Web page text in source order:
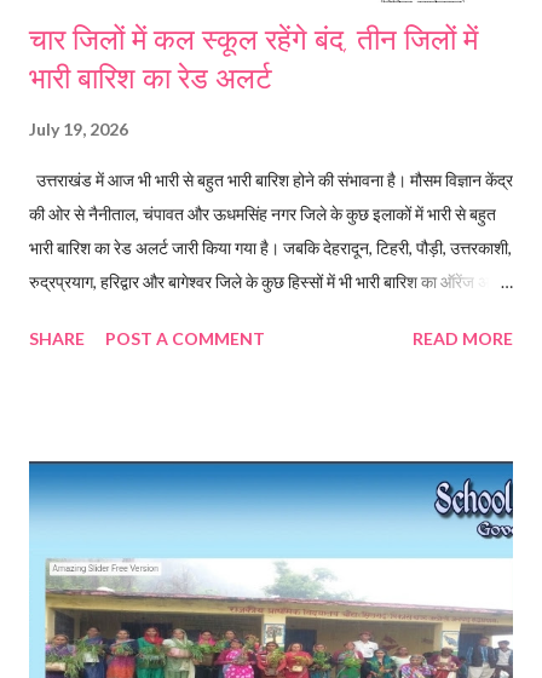
चार जिलों में कल स्कूल रहेंगे बंद, तीन जिलों में
भारी बारिश का रेड अलर्ट
July 19, 2026
उत्तराखंड में आज भी भारी से बहुत भारी बारिश होने की संभावना है। मौसम विज्ञान केंद्र
की ओर से नैनीताल, चंपावत और ऊधमसिंह नगर जिले के कुछ इलाकों में भारी से बहुत
भारी बारिश का रेड अलर्ट जारी किया गया है। जबकि देहरादून, टिहरी, पौड़ी, उत्तरकाशी,
रुद्रप्रयाग, हरिद्वार और बागेश्वर जिले के कुछ हिस्सों में भी भारी बारिश का ऑरेंज अलर्ट
और टिहरी में जिला प्रशासन ने स्कूल बंद रखने के आदेश जारी किए किए। कल सभी
SHARE POST A COMMENT READ MORE